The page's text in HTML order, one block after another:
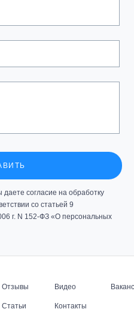
ДОФ-2 (Здание
ОАО
согласие на обработку
со статьей 9
г. N 152-ФЗ «О персональных
Отзывы
Статьи
Видео
Контакты